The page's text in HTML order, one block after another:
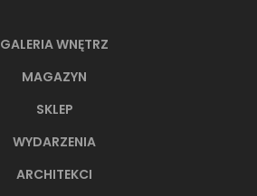
GALERIA WNĘTRZ
MAGAZYN
SKLEP
WYDARZENIA
ARCHITEKCI